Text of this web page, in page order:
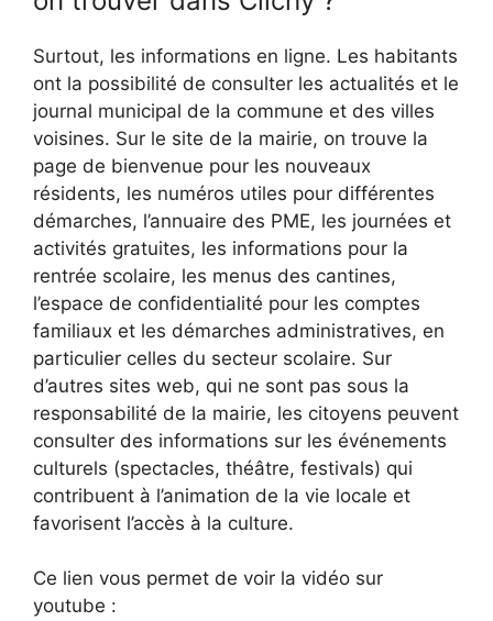
Surtout, les informations en ligne. Les habitants
ont la possibilité de consulter les actualités et le
journal municipal de la commune et des villes
voisines. Sur le site de la mairie, on trouve la
page de bienvenue pour les nouveaux
résidents, les numéros utiles pour différentes
démarches, l’annuaire des PME, les journées et
activités gratuites, les informations pour la
rentrée scolaire, les menus des cantines,
l’espace de confidentialité pour les comptes
familiaux et les démarches administratives, en
particulier celles du secteur scolaire. Sur
d’autres sites web, qui ne sont pas sous la
responsabilité de la mairie, les citoyens peuvent
consulter des informations sur les événements
culturels (spectacles, théâtre, festivals) qui
contribuent à l’animation de la vie locale et
favorisent l’accès à la culture.
Ce lien vous permet de voir la vidéo sur
youtube :